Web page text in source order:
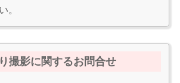
。
撮影に関するお問合せ